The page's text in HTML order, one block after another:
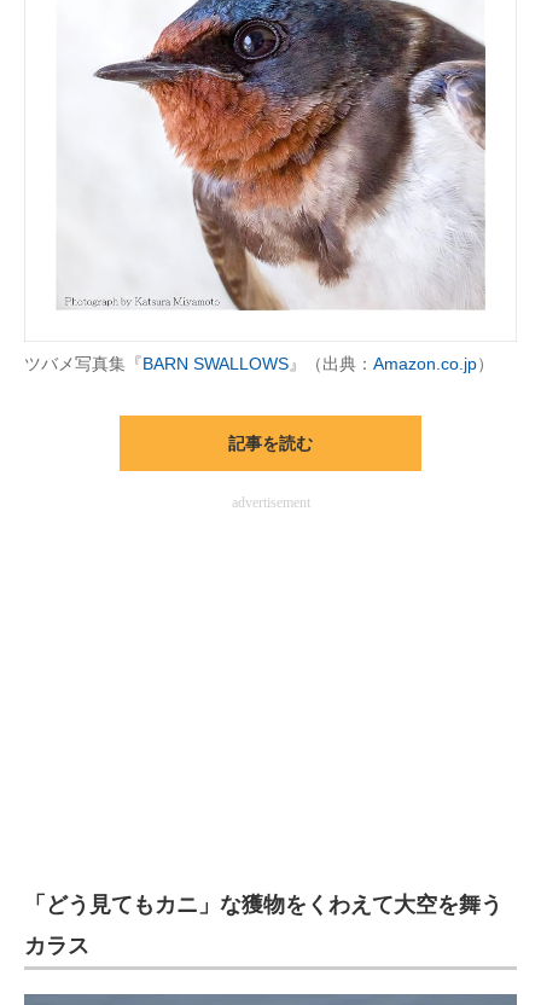
ツバメ写真集『BARN SWALLOWS』（出典： Amazon.co.jp）
記事を読む
advertisement
「どう見てもカニ」な獲物をくわえて大空を舞う
カラス